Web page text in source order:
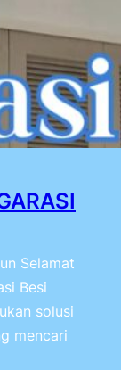
Selamat
Besi
solusi
mencari